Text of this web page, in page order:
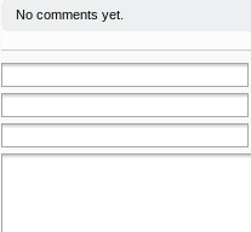
No comments yet.